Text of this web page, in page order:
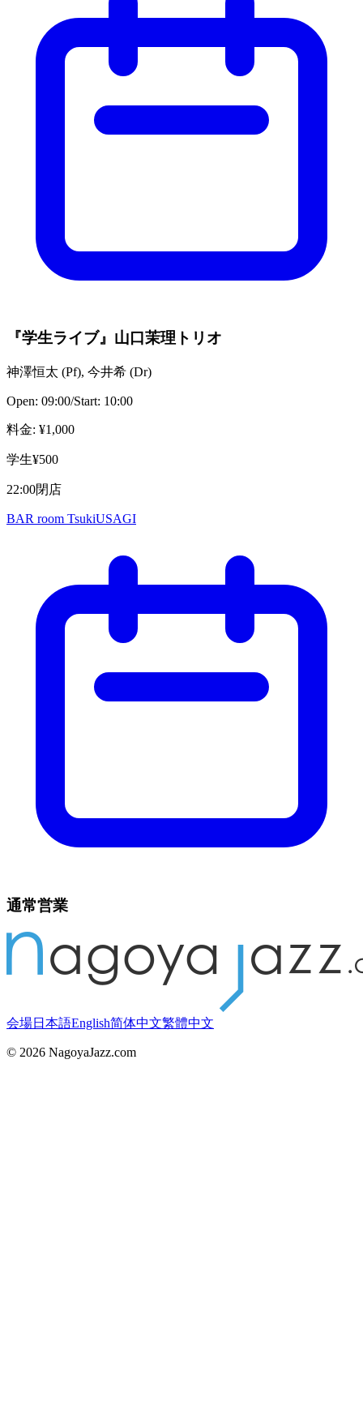
『学生ライブ』山口茉理トリオ
神澤恒太 (Pf), 今井希 (Dr)
Open: 09:00/Start: 10:00
料金: ¥1,000
学生¥500
22:00閉店
BAR room TsukiUSAGI
通常営業
会場日本語English简体中文繁體中文
© 2026 NagoyaJazz.com